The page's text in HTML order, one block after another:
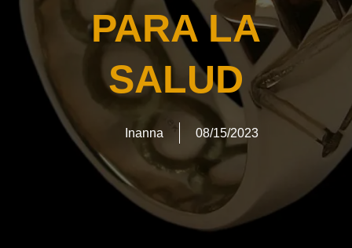
PARA LA
SALUD
Inanna 08/15/2023